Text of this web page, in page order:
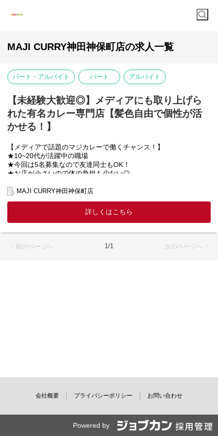
MAJI CURRY神田神保町店の求人一覧
パート・アルバイト パート アルバイト
【未経験大歓迎◎】メディアにも取り上げら
れた有名カレー専門店【髪色自由で個性が活
かせる！】
【メディアで話題のマジカレーで働くチャンス！】
★10~20代が活躍中の職場
★今回は5名募集なので友達同士もOK！
★お店が小さいので体の負担も少ない◎
※調理といってもパン粉をつけて揚げるだけなどの
簡単なものなので安心！
◆提供などをオマカセ♪
MAJI CURRY神田神保町店
詳しくはこちら
〈 前のページへ 1/1 次のページへ 〉
会社概要 プライバシーポリシー お問い合わせ
Powered by